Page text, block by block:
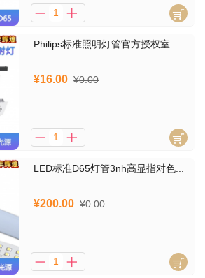
Philips标准照明灯管官方授权室...
¥16.00 ¥0.00
LED标准D65灯管3nh高显指对色...
¥200.00 ¥0.00